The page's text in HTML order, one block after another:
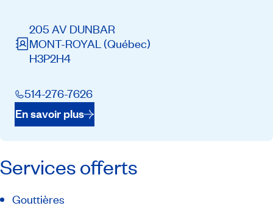
205 AV DUNBAR
MONT-ROYAL (Québec)
H3P2H4
514-276-7626
En savoir plus
Services offerts
Gouttières